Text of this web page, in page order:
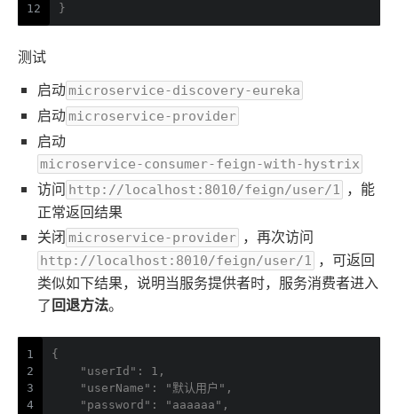
12
}
测试
启动microservice-discovery-eureka
启动microservice-provider
启动
microservice-consumer-feign-with-hystrix
访问 http://localhost:8010/feign/user/1 ，能
正常返回结果
关闭 microservice-provider ，再次访问
http://localhost:8010/feign/user/1 ，可返回
类似如下结果，说明当服务提供者时，服务消费者进入
了回退方法。
1
2
3
4
{
    "userId": 1,
    "userName": "默认用户",
    "password": "aaaaaa",